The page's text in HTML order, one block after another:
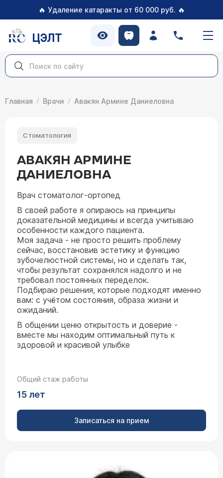
🔥 Удаление катаракты от 60 000 руб. 🔥
ЦЭЛТ
Главная Врачи Авакян Армине Даниеловна
Стоматология
АВАКЯН АРМИНЕ
ДАНИЕЛОВНА
Врач стоматолог-ортопед
В своей работе я опираюсь на принципы
доказательной медицины и всегда учитываю
особенности каждого пациента.
Моя задача - не просто решить проблему
сейчас, восстановив эстетику и функцию
зубочелюстной системы, но и сделать так,
чтобы результат сохранялся надолго и не
требовал постоянных переделок.
Подбираю решения, которые подходят именно
вам: с учётом состояния, образа жизни и
ожиданий.
В общении ценю открытость и доверие -
вместе мы находим оптимальный путь к
здоровой и красивой улыбке
Общий стаж работы
15 лет
Записаться на прием